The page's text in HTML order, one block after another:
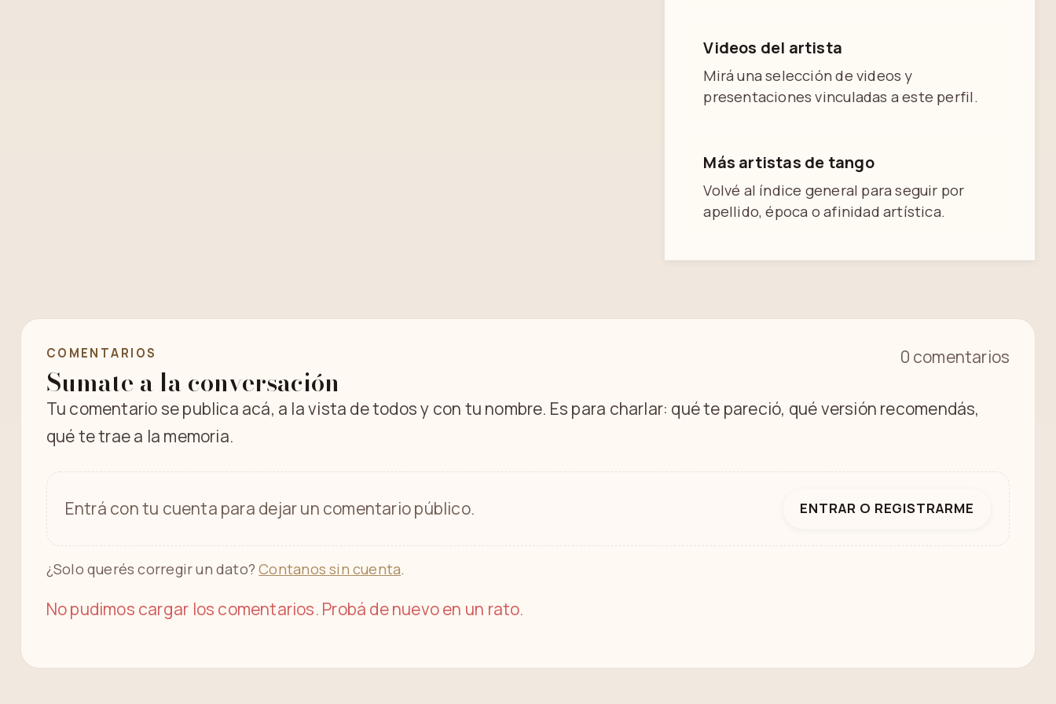
Videos del artista
Mirá una selección de videos y
presentaciones vinculadas a este perfil.
Más artistas de tango
Volvé al índice general para seguir por
apellido, época o afinidad artística.
COMENTARIOS
Sumate a la conversación
0 comentarios
Tu comentario se publica acá, a la vista de todos y con tu nombre. Es para charlar: qué te pareció, qué versión recomendás,
qué te trae a la memoria.
Entrá con tu cuenta para dejar un comentario público. ENTRAR O REGISTRARME
¿Solo querés corregir un dato?Contanos sin cuenta.
No pudimos cargar los comentarios. Probá de nuevo en un rato.